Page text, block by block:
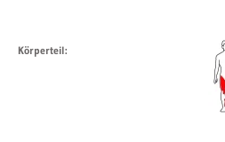
Körperteil: